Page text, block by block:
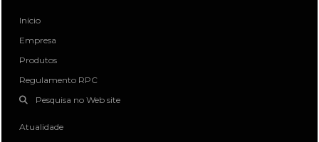
Início
Empresa
Produtos
Regulamento RPC
Pesquisa no Web site
Atualidade